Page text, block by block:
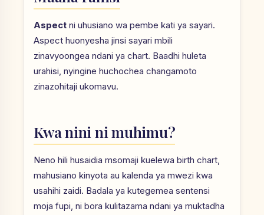
Aspect ni uhusiano wa pembe kati ya sayari.
Aspect huonyesha jinsi sayari mbili
zinavyoongea ndani ya chart. Baadhi huleta
urahisi, nyingine huchochea changamoto
zinazohitaji ukomavu.
Kwa nini ni muhimu?
Neno hili husaidia msomaji kuelewa birth chart,
mahusiano kinyota au kalenda ya mwezi kwa
usahihi zaidi. Badala ya kutegemea sentensi
moja fupi, ni bora kulitazama ndani ya muktadha